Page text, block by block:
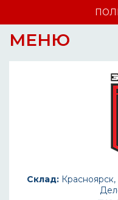
МЕНЮ
Склад:Красноярск,